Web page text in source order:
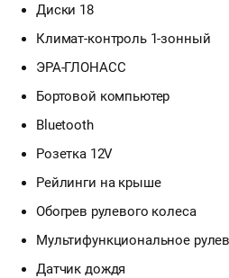
Диски 18
Климат-контроль 1-зонный
ЭРА-ГЛОНАСС
Бортовой компьютер
Bluetooth
Розетка 12V
Рейлинги на крыше
Обогрев рулевого колеса
Мультифункциональное
Датчик дождя